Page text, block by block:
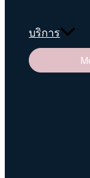
บริการ